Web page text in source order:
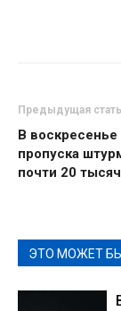
Предыдущая
В
пропуска
почти 20
ЭТО МОЖЕТ